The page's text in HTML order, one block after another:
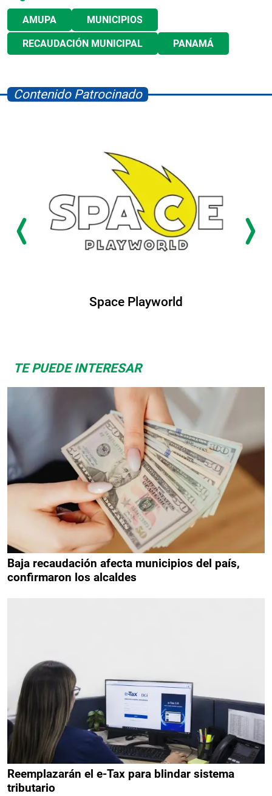
AMUPA MUNICIPIOS
RECAUDACIÓN MUNICIPAL PANAMÁ
Contenido Patrocinado
Space Playworld
TE PUEDE INTERESAR
Baja recaudación afecta municipios del país,
confirmaron los alcaldes
Reemplazarán el e-Tax para blindar sistema
tributario